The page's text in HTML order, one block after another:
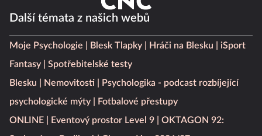
Další témata z našich webů
Moje Psychologie Blesk Tlapky Hráči na Blesku
iSport
Fantasy
Spotřebitelské testy
Blesku
Nemovitosti
Psychologika - podcast rozbíjející
psychologické mýty
Fotbalové přestupy
ONLINE
Eventový prostor Level 9
OKTAGON 92: